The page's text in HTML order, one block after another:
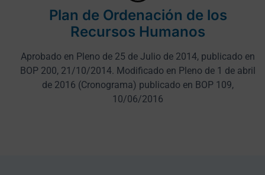
Plan de Ordenación de los
Recursos Humanos
Aprobado en Pleno de 25 de Julio de 2014, publicado en
BOP 200, 21/10/2014. Modificado en Pleno de 1 de abril
de 2016 (Cronograma) publicado en BOP 109,
10/06/2016